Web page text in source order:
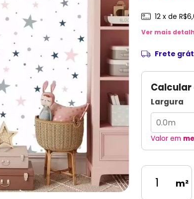
12 x de
Ver mais
Frete
Largura
Valor em
m²